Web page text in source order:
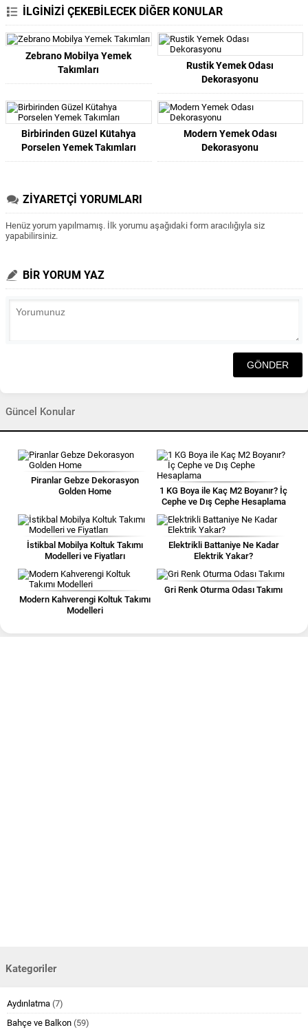
İLGİNİZİ ÇEKEBİLECEK DİĞER KONULAR
Zebrano Mobilya Yemek
Takımları
Rustik Yemek Odası
Dekorasyonu
Birbirinden Güzel Kütahya
Porselen Yemek Takımları
Modern Yemek Odası
Dekorasyonu
ZİYARETÇİ YORUMLARI
Henüz yorum yapılmamış. İlk yorumu aşağıdaki form aracılığıyla siz
yapabilirsiniz.
BİR YORUM YAZ
Güncel Konular
Piranlar Gebze Dekorasyon
Golden Home
1 KG Boya ile Kaç M2 Boyanır? İç
Cephe ve Dış Cephe Hesaplama
İstikbal Mobilya Koltuk Takımı
Modelleri ve Fiyatları
Elektrikli Battaniye Ne Kadar
Elektrik Yakar?
Modern Kahverengi Koltuk Takımı
Modelleri
Gri Renk Oturma Odası Takımı
Kategoriler
Aydınlatma (7)
Bahçe ve Balkon (59)